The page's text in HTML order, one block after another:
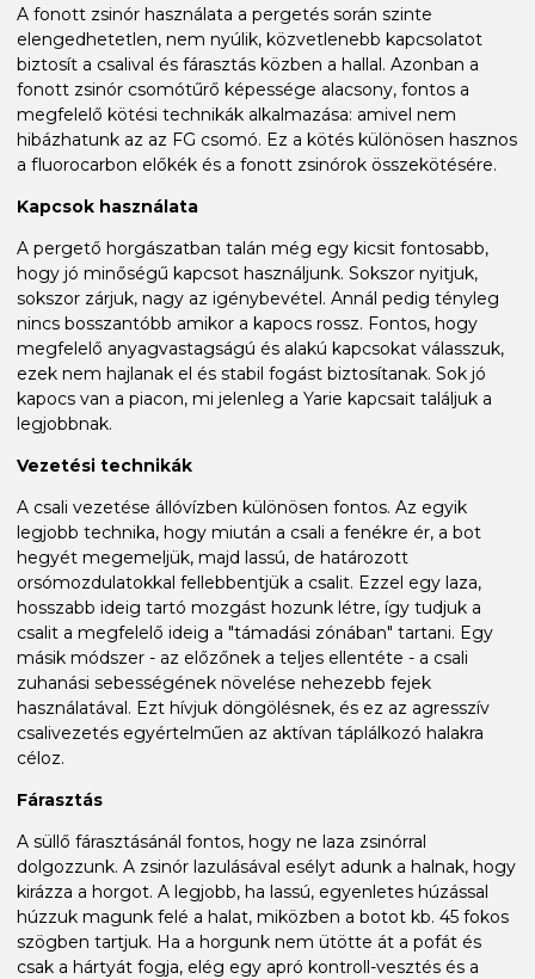
A fonott zsinór használata a pergetés során szinte
elengedhetetlen, nem nyúlik, közvetlenebb kapcsolatot
biztosít a csalival és fárasztás közben a hallal. Azonban a
fonott zsinór csomótűrő képessége alacsony, fontos a
megfelelő kötési technikák alkalmazása: amivel nem
hibázhatunk az az FG csomó. Ez a kötés különösen hasznos
a fluorocarbon előkék és a fonott zsinórok összekötésére.
Kapcsok használata
A pergető horgászatban talán még egy kicsit fontosabb,
hogy jó minőségű kapcsot használjunk. Sokszor nyitjuk,
sokszor zárjuk, nagy az igénybevétel. Annál pedig tényleg
nincs bosszantóbb amikor a kapocs rossz. Fontos, hogy
megfelelő anyagvastagságú és alakú kapcsokat válasszuk,
ezek nem hajlanak el és stabil fogást biztosítanak. Sok jó
kapocs van a piacon, mi jelenleg a Yarie kapcsait találjuk a
legjobbnak.
Vezetési technikák
A csali vezetése állóvízben különösen fontos. Az egyik
legjobb technika, hogy miután a csali a fenékre ér, a bot
hegyét megemeljük, majd lassú, de határozott
orsómozdulatokkal fellebbentjük a csalit. Ezzel egy laza,
hosszabb ideig tartó mozgást hozunk létre, így tudjuk a
csalit a megfelelő ideig a "támadási zónában" tartani. Egy
másik módszer - az előzőnek a teljes ellentéte - a csali
zuhanási sebességének növelése nehezebb fejek
használatával. Ezt hívjuk döngölésnek, és ez az agresszív
csalivezetés egyértelműen az aktívan táplálkozó halakra
céloz.
Fárasztás
A süllő fárasztásánál fontos, hogy ne laza zsinórral
dolgozzunk. A zsinór lazulásával esélyt adunk a halnak, hogy
kirázza a horgot. A legjobb, ha lassú, egyenletes húzással
húzzuk magunk felé a halat, miközben a botot kb. 45 fokos
szögben tartjuk. Ha a horgunk nem ütötte át a pofát és
csak a hártyát fogja, elég egy apró kontroll-vesztés és a